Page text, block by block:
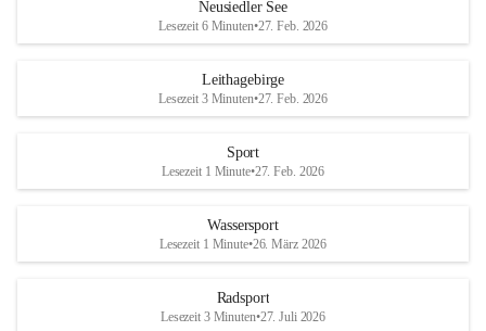
S
Maßnahmen zur Bekämpfung
Rebe und der Amerikanischen
Anhang VBl. EU Nr. 18
1 Seite•1,4 MB
VBl. EU Nr. 18_2026
r
S
Neusiedler See
Lesezeit 6 Minuten•27. Feb. 2026
Leithagebirge
Lesezeit 3 Minuten•27. Feb. 2026
Sport
Lesezeit 1 Minute•27. Feb. 2026
Wassersport
Lesezeit 1 Minute•26. März 2026
Radsport
Lesezeit 3 Minuten•27. Juli 2026